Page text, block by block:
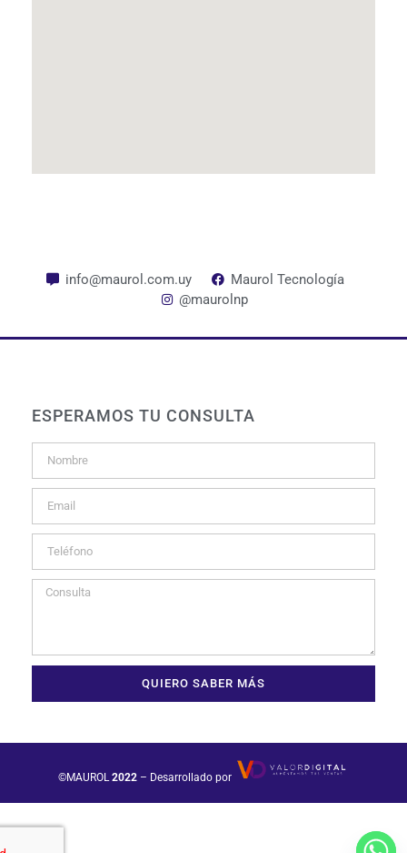
info@maurol.com.uy
Maurol Tecnología
@maurolnp
ESPERAMOS TU CONSULTA
QUIERO SABER MÁS
©MAUROL 2022 – Desarrollado por